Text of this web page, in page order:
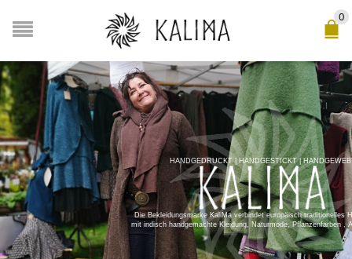
0
Die Bekleidungsmarke KaliMa verbindet europäisch traditionelles
mit indisch handgemachte Kleidung, Naturmode, Pflanzenfarben ,
HANDGEDRUCKT | HANDGESTICKT |